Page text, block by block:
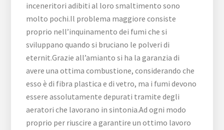
inceneritori adibiti al loro smaltimento sono
molto pochi.Il problema maggiore consiste
proprio nell’inquinamento dei fumi che si
sviluppano quando si bruciano le polveri di
eternit.Grazie all’amianto si ha la garanzia di
avere una ottima combustione, considerando che
esso è di fibra plastica e di vetro, ma i fumi devono
essere assolutamente depurati tramite degli
aeratori che lavorano in sintonia.Ad ogni modo
proprio per riuscire a garantire un ottimo lavoro